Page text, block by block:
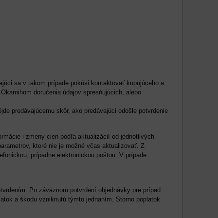
sa v takom prípade pokúsi kontaktovať kupujúceho a
doručenia údajov spresňujúcich, alebo
predávajúcemu skôr, ako predávajúci odošle potvrdenie
i zmeny cien podľa aktualizácií od jednotlivých
ktoré nie je možné včas aktualizovať. Z
prípadne elektronickou poštou. V prípade
za chybnú objednávku.
Po záväznom potvrdení objednávky pre prípad
a škodu vzniknutú týmto jednaním. Storno poplatok